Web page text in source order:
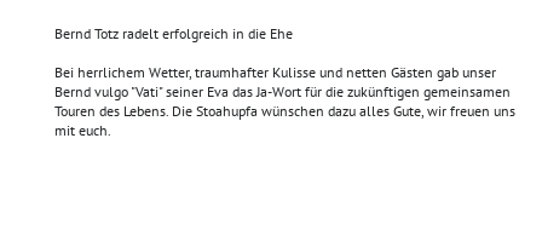
Bernd Totz radelt erfolgreich in die Ehe
Bei herrlichem Wetter, traumhafter Kulisse und netten Gästen gab unser
Bernd vulgo "Vati" seiner Eva das Ja-Wort für die zukünftigen gemeinsamen
Touren des Lebens. Die Stoahupfa wünschen dazu alles Gute, wir freuen uns
mit euch.